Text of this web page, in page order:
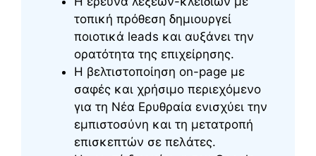
τοπική πρόθεση δημιουργεί
ποιοτικά leads και αυξάνει την
ορατότητα της επιχείρησης.
Η βελτιστοποίηση on-page με
σαφές και χρήσιμο περιεχόμενο
για τη Νέα Ερυθραία ενισχύει την
εμπιστοσύνη και τη μετατροπή
επισκεπτών σε πελάτες.